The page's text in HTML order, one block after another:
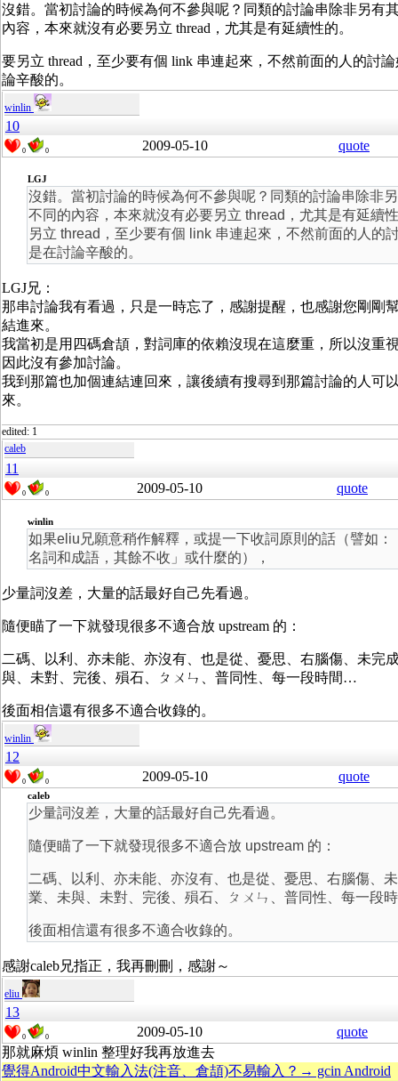
沒錯。當初討論的時候為何不參與呢？同類的討論串除非另有
內容，本來就沒有必要另立 thread，尤其是有延續性的。
要另立 thread，至少要有個 link 串連起來，不然前面的人的討
論辛酸的。
winlin
10
0 0 2009-05-10 quote
LGJ
沒錯。當初討論的時候為何不參與呢？同類的討論串除非
不同的內容，本來就沒有必要另立 thread，尤其是有延續
另立 thread，至少要有個 link 串連起來，不然前面的人的
是在討論辛酸的。
LGJ兄：
那串討論我有看過，只是一時忘了，感謝提醒，也感謝您剛剛
結進來。
我當初是用四碼倉頡，對詞庫的依賴沒現在這麼重，所以沒重
因此沒有參加討論。
我到那篇也加個連結連回來，讓後續有搜尋到那篇討論的人可
來。
edited: 1
caleb
11
0 0 2009-05-10 quote
winlin
如果eliu兄願意稍作解釋，或提一下收詞原則的話（譬如：
名詞和成語，其餘不收」或什麼的），
少量詞沒差，大量的話最好自己先看過。
隨便瞄了一下就發現很多不適合放 upstream 的：
二碼、以利、亦未能、亦沒有、也是從、憂思、右腦傷、未完
與、未對、完後、殞石、ㄆㄨㄣ、普同性、每一段時間…
後面相信還有很多不適合收錄的。
winlin
12
0 0 2009-05-10 quote
caleb
少量詞沒差，大量的話最好自己先看過。
隨便瞄了一下就發現很多不適合放 upstream 的：
二碼、以利、亦未能、亦沒有、也是從、憂思、右腦傷、
業、未與、未對、完後、殞石、ㄆㄨㄣ、普同性、每一段
後面相信還有很多不適合收錄的。
感謝caleb兄指正，我再刪刪，感謝～
eliu
13
0 0 2009-05-10
quote
那就麻煩 winlin 整理好我再放進去
覺得Android中文輸入法(注音、倉頡)不易輸入？→ gcin Android